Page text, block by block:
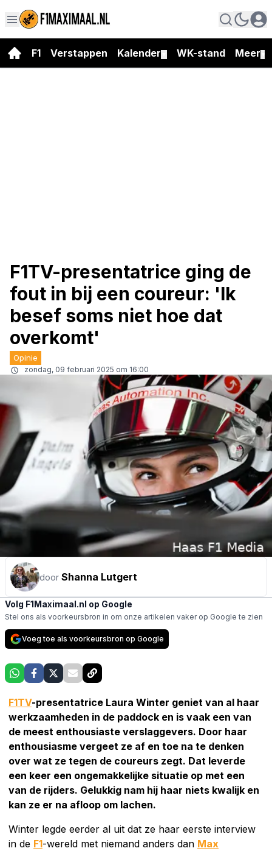
F1 Verstappen Kalender WK-stand Meer
F1TV-presentatrice ging de
fout in bij een coureur: 'Ik
besef soms niet hoe dat
overkomt'
Opinie
zondag, 09 februari 2025 om 16:00
door Shanna Lutgert
Volg F1Maximaal.nl op Google
Stel ons als voorkeursbron in om onze artikelen vaker op Google te zien
Voeg toe als voorkeursbron op Google
F1TV-presentatrice Laura Winter geniet van al haar
werkzaamheden in de paddock en is vaak een van
de meest enthousiaste verslaggevers. Door haar
enthousiasme vergeet ze af en toe na te denken
over wat ze tegen de coureurs zegt. Dat leverde
een keer een ongemakkelijke situatie op met een
van de rijders. Gelukkig nam hij haar niets kwalijk en
kan ze er na afloop om lachen.
Winter legde eerder al uit dat ze haar eerste interview
in de F1-wereld met niemand anders dan Max